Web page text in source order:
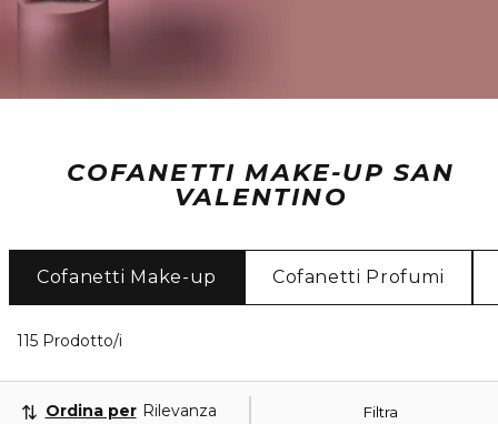
COFANETTI MAKE-UP SAN
VALENTINO
Cofanetti Make-up Cofanetti Profumi
115 Prodotto/i
Filtra
Ordina per Rilevanza